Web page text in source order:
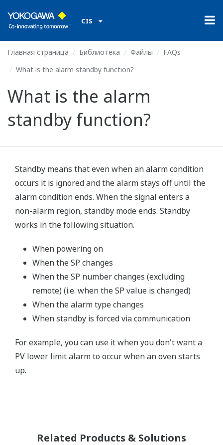
CIS
Главная страница Библиотека Файлы
FAQs
What is the alarm standby function?
What is the alarm
standby function?
Standby means that even when an alarm condition
occurs it is ignored and the alarm stays off until the
alarm condition ends. When the signal enters a
non-alarm region, standby mode ends. Standby
works in the following situation.
When powering on
When the SP changes
When the SP number changes (excluding
remote) (i.e. when the SP value is changed)
When the alarm type changes
When standby is forced via communication
For example, you can use it when you don't want a
PV lower limit alarm to occur when an oven starts
up.
Related Products & Solutions